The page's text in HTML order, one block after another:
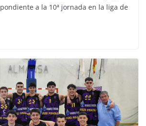
a la 10ª jornada en la liga de